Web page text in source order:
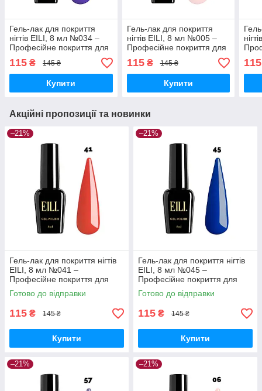
Гель-лак для покриття
нігтів EILI, 8 мл №034 –
Професійне покриття для
ідеального манікюру
115 ₴ 145 ₴
Купити
Гель-лак для покриття
нігтів EILI, 8 мл №005 –
Професійне покриття для
ідеального манікюру
115₴ 145 ₴
Купити
115
Акційні пропозиції та новинки
–21%
Гель-лак для покриття нігтів
EILI, 8 мл №041 –
Професійне покриття для
ідеального манікюру
Готово до відправки
115 ₴ 145 ₴
Купити
–21%
Гель-лак для покриття нігтів
EILI, 8 мл №045 –
Професійне покриття для
ідеального манікюру
Готово до відправки
115 ₴ 145 ₴
Купити
–21% –21%